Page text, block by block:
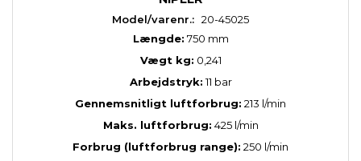
Model/varenr.: 20-45025
Længde: 750 mm
Vægt kg: 0,241
Arbejdstryk:11 bar
Gennemsnitligt luftforbrug: 213 l/min
Maks. luftforbrug: 425 l/min
Forbrug (luftforbrug range): 250 l/min